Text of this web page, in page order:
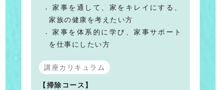
家事を通して、家をキレイにする、
家族の健康を考えたい方
家事を体系的に学び、家事サポート
を仕事にしたい方
講座カリキュラム
【掃除コース】